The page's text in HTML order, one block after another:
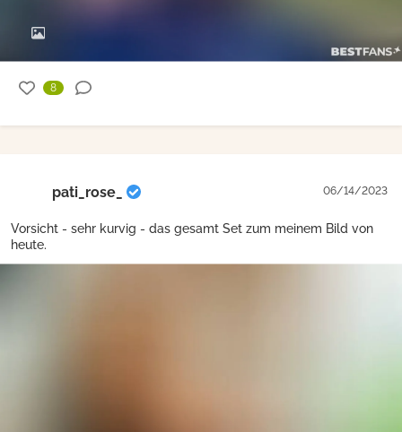
8
pati_rose_ 06/14/2023
Vorsicht - sehr kurvig - das gesamt Set zum meinem Bild von
heute.